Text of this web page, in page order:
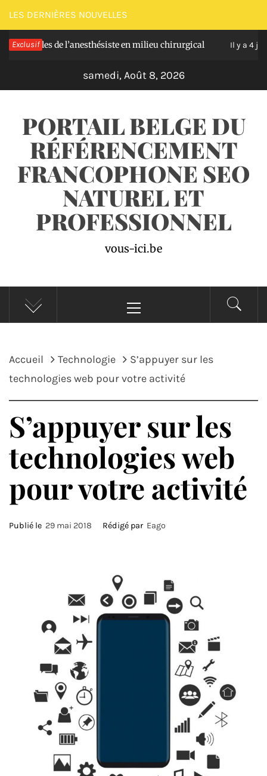
Passer
au
contenu
LES DERNIÈRES NOUVELLES
Exclusif
de l’anesthésiste en milieu chirurgical Il y a 4 jours
samedi, Août 8, 2026
PORTAIL BELGE DU
RÉFÉRENCEMENT
FRANCOPHONE SEO
NATUREL ET
PROFESSIONNEL
vous-ici.be
principal
Accueil Technologie
S’appuyer sur les
technologies web pour votre activité
S’appuyer sur les
technologies web
pour votre activité
Publié le 29 mai 2018 Rédigé par Eago